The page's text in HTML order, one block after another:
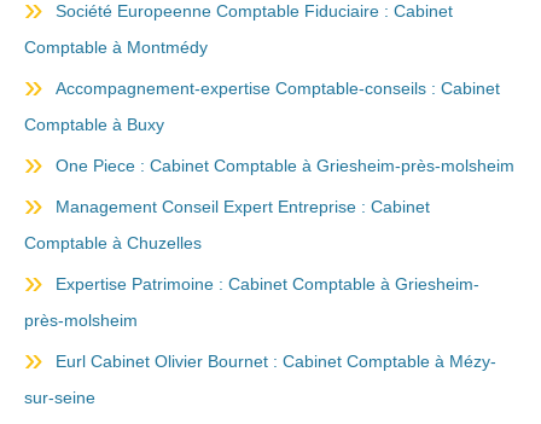
Société Europeenne Comptable Fiduciaire : Cabinet
Comptable à Montmédy
Accompagnement-expertise Comptable-conseils : Cabinet
Comptable à Buxy
One Piece : Cabinet Comptable à Griesheim-près-molsheim
Management Conseil Expert Entreprise : Cabinet
Comptable à Chuzelles
Expertise Patrimoine : Cabinet Comptable à Griesheim-
près-molsheim
Eurl Cabinet Olivier Bournet : Cabinet Comptable à Mézy-
sur-seine